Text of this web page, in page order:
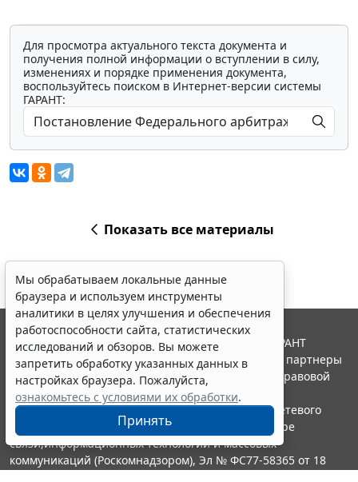
Для просмотра актуального текста документа и
получения полной информации о вступлении в силу,
изменениях и порядке применения документа,
воспользуйтесь поиском в Интернет-версии системы
ГАРАНТ:
Показать все материалы
Мы обрабатываем локальные данные
браузера и используем инструменты
аналитики в целях улучшения и обеспечения
работоспособности сайта, статистических
исследований и обзоров. Вы можете
запретить обработку указанных данных в
настройках браузера. Пожалуйста,
ознакомьтесь с условиями их обработки.
Принять
© ООО "НПП "ГАРАНТ-СЕРВИС", 2026. Система ГАРАНТ
выпускается с 1990 года. Компания "Гарант" и ее партнеры
являются участниками Российской ассоциации правовой
информации ГАРАНТ.
Портал ГАРАНТ.РУ зарегистрирован в качестве сетевого
издания Федеральной службой по надзору в сфере
связи,информационных технологий и массовых
коммуникаций (Роскомнадзором), Эл № ФС77-58365 от 18